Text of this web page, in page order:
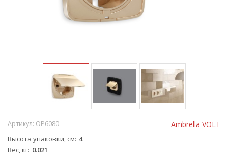
Ambrella VOLT
Артикул: OP6080
Высота упаковки, см 4
Вес, кг 0.021